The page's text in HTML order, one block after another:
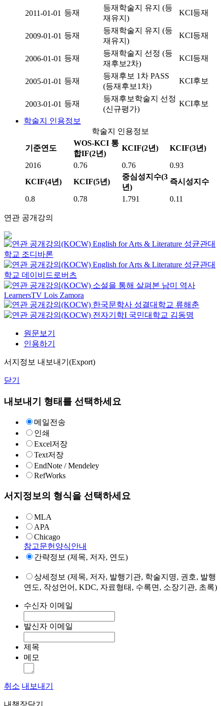
2011-01-01 등재
등재학술지 유지 (등
재유지)
KCI등재
2009-01-01 등재
등재학술지 유지 (등
재유지)
KCI등재
2006-01-01 등재
등재학술지 선정 (등
재후보2차)
KCI등재
2005-01-01 등재
등재후보 1차 PASS
(등재후보1차)
KCI후보
2003-01-01 등재
등재후보학술지 선정
(신규평가)
KCI후보
학술지 인용정보
학술지 인용정보
기준연도
WOS-KCI 통
합IF(2년)
KCIF(2년) KCIF(3년)
2016 0.76 0.76
0.93
KCIF(4년)
KCIF(5년)
중심성지수(3
년)
즉시성지수
0.8 0.78 1.791 0.11
연관 공개강의
English for Arts & Literature 성균관대
학교 조디바론
English for Arts & Literature 성균관대
학교 데이비드로버츠
소설을 통해 살펴본 남미 역사
LearnersTV Lois Zamora
한국문학사 성결대학교 류해춘
전자기학I 국민대학교 김동명
원문보기
인용하기
서지정보 내보내기(Export)
닫기
내보내기 형태를 선택하세요
메일전송
인쇄
Excel저장
Text저장
EndNote / Mendeley
RefWorks
서지정보의 형식을 선택하세요
MLA
APA
Chicago
참고문헌양식안내
간략정보 (제목, 저자, 연도)
상세정보 (제목, 저자, 발행기관, 학술지명, 권호, 발행
연도, 작성언어, KDC, 자료형태, 수록면, 소장기관, 초록)
수신자 이메일
발신자 이메일
제목
메모
취소 내보내기
내책장담기